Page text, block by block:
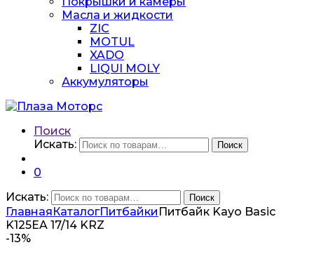
Масла и жидкости
ZIC
MOTUL
XADO
LIQUI MOLY
Аккумуляторы
Поиск
Искать:
Поиск
0
Искать:
Поиск
ГлавнаяКаталогПитбайки Питбайк Kayo Basic
K125EA 17/14 KRZ
-13%